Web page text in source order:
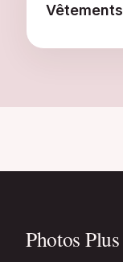
Vêtements